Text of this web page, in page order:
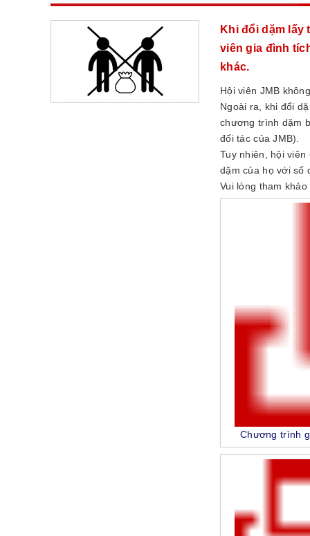
Khi đổi dặm lấy
viên gia đình
khác.
Hội viên JMB
Ngoài ra, khi đổi
chương trình dặm
đối tác của JMB).
Tuy nhiên, hội
dặm của họ với số
Vui lòng tham
Chương trình